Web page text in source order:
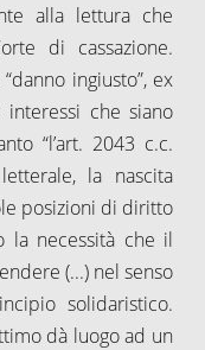
alla lettura che
di cassazione.
ingiusto”, ex
che siano
“l’art. 2043 c.c.
la nascita
posizioni di diritto
la necessità che il
(...) nel senso
solidaristico.
dà luogo ad un